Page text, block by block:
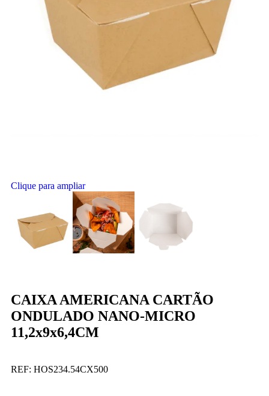
Clique para ampliar
CAIXA AMERICANA CARTÃO
ONDULADO NANO-MICRO
11,2x9x6,4CM
REF: HOS234.54CX500